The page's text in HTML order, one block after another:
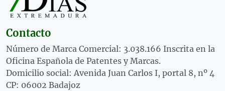
Contacto
Número de Marca Comercial: 3.038.166 Inscrita en la
Oficina Española de Patentes y Marcas.
Domicilio social: Avenida Juan Carlos I, portal 8, nº 4
CP: 06002 Badajoz